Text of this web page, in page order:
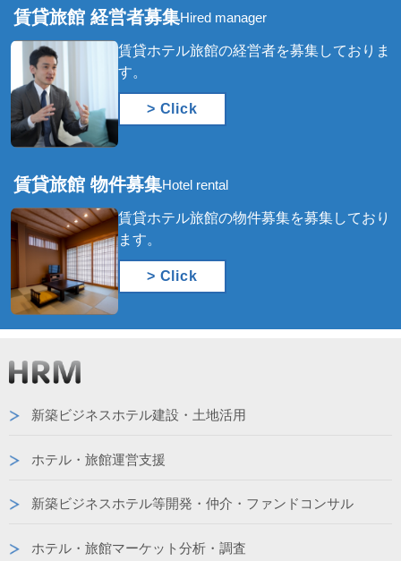
賃貸旅館 経営者募集Hired manager
賃貸ホテル旅館の経営者を募集しておりま
す。
> Click
賃貸旅館 物件募集Hotel rental
賃貸ホテル旅館の物件募集を募集しており
ます。
> Click
新築ビジネスホテル建設・土地活用
ホテル・旅館運営支援
新築ビジネスホテル等開発・仲介・ファンドコンサル
ホテル・旅館マーケット分析・調査